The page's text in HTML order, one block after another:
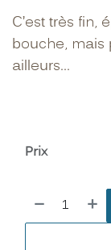
C’est très fin,
bouche, mais
ailleurs…
Prix